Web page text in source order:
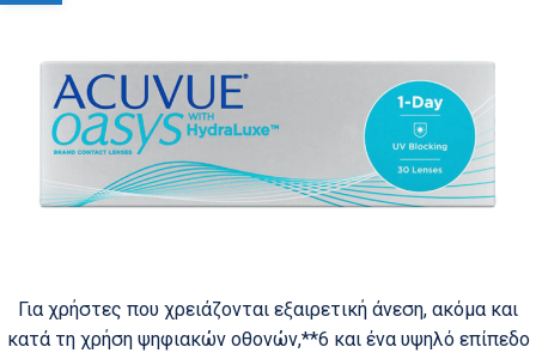
Για χρήστες που χρειάζονται εξαιρετική άνεση, ακόμα και
κατά τη χρήση ψηφιακών οθονών,**6 και ένα υψηλό επίπεδο